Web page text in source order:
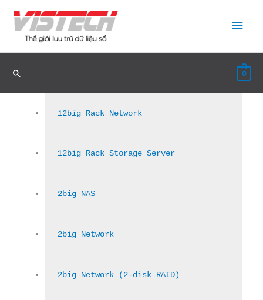
dung
0
12big Rack Network
12big Rack Storage Server
2big NAS
2big Network
2big Network (2-disk RAID)